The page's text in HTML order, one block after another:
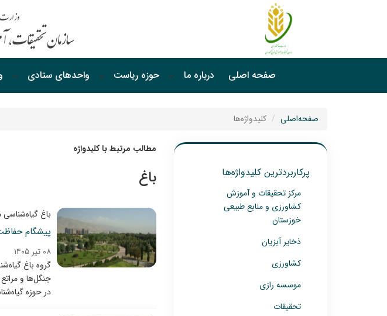
صفحه اصلی درباره ما حوزه ریاست واحدهای ستادی
صفحه‌اصلی کلیدواژه‌ها
مطالب مرتبط با کلیدواژه
باغ
باغ گیاه‌شناسی
پیشگام
۰۸ تیر ۱۴۰۵
گروه باغ
جنگل‌ها و
در حوزه
پرکاربردترین کلیدواژه‌ها
مرکز تحقیقات و آموزش
کشاورزی و منابع طبیعی
خوزستان
ذخایر آبزیان
کشاورزی
موسسه رازی
تحقیقات